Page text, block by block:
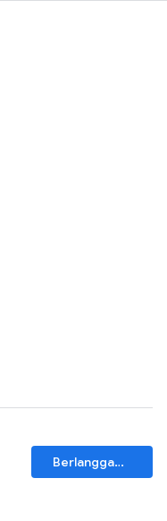
Berlangganan